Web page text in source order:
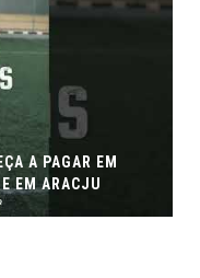
A PAGAR EM
EM ARACJU